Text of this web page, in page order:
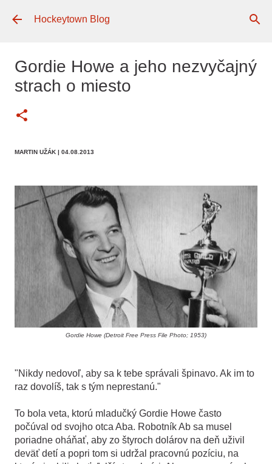
Preskočiť na hlavný obsah
Hockeytown Blog
Gordie Howe a jeho nezvyčajný
strach o miesto
MARTIN UŽÁK | 04.08.2013
Gordie Howe (Detroit Free Press File Photo; 1953)
"Nikdy nedovoľ, aby sa k tebe správali špinavo. Ak im to
raz dovolíš, tak s tým neprestanú."
To bola veta, ktorú mladučký Gordie Howe často
počúval od svojho otca Aba. Robotník Ab sa musel
poriadne oháňať, aby zo štyroch dolárov na deň uživil
deväť detí a popri tom si udržal pracovnú pozíciu, na